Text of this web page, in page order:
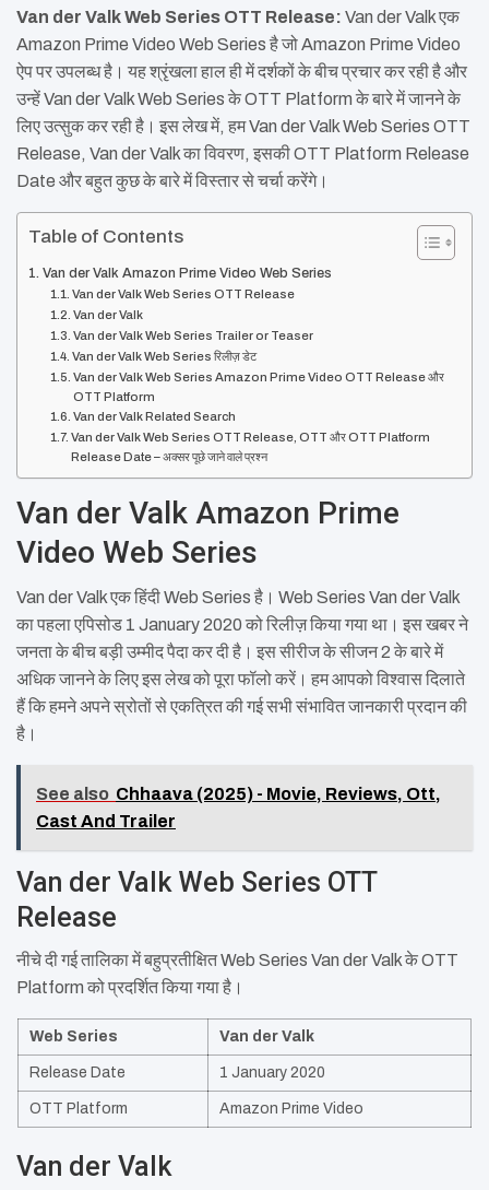
Van der Valk Web Series OTT Release: Van der Valk एक
Amazon Prime Video Web Series है जो Amazon Prime Video
ऐप पर उपलब्ध है। यह श्रृंखला हाल ही में दर्शकों के बीच प्रचार कर रही है और
उन्हें Van der Valk Web Series के OTT Platform के बारे में जानने के
लिए उत्सुक कर रही है। इस लेख में, हम Van der Valk Web Series OTT
Release, Van der Valk का विवरण, इसकी OTT Platform Release
Date और बहुत कुछ के बारे में विस्तार से चर्चा करेंगे।
Table of Contents
Van der Valk Amazon Prime Video Web Series
Van der Valk Web Series OTT Release
Van der Valk
Van der Valk Web Series Trailer or Teaser
Van der Valk Web Series रिलीज़ डेट
Van der Valk Web Series Amazon Prime Video OTT Release और
OTT Platform
Van der Valk Related Search
Van der Valk Web Series OTT Release, OTT और OTT Platform
Release Date – अक्सर पूछे जाने वाले प्रश्न
Van der Valk Amazon Prime
Video Web Series
Van der Valk एक हिंदी Web Series है। Web Series Van der Valk
का पहला एपिसोड 1 January 2020 को रिलीज़ किया गया था। इस खबर ने
जनता के बीच बड़ी उम्मीद पैदा कर दी है। इस सीरीज के सीजन 2 के बारे में
अधिक जानने के लिए इस लेख को पूरा फॉलो करें। हम आपको विश्वास दिलाते
हैं कि हमने अपने स्रोतों से एकत्रित की गई सभी संभावित जानकारी प्रदान की
है।
See also Chhaava (2025) - Movie, Reviews, Ott,
Cast And Trailer
Van der Valk Web Series OTT
Release
नीचे दी गई तालिका में बहुप्रतीक्षित Web Series Van der Valk के OTT
Platform को प्रदर्शित किया गया है।
Web Series Van der Valk
Release Date 1 January 2020
OTT Platform Amazon Prime Video
Van der Valk